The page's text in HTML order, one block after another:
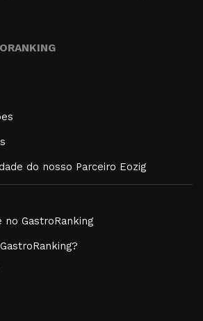
do nosso Parceiro Eozig
GastroRanking